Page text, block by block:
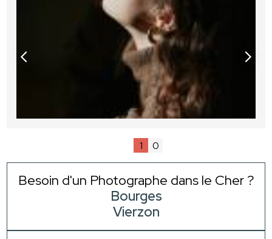
1 0
Besoin d'un Photographe dans le Cher ?
Bourges
Vierzon